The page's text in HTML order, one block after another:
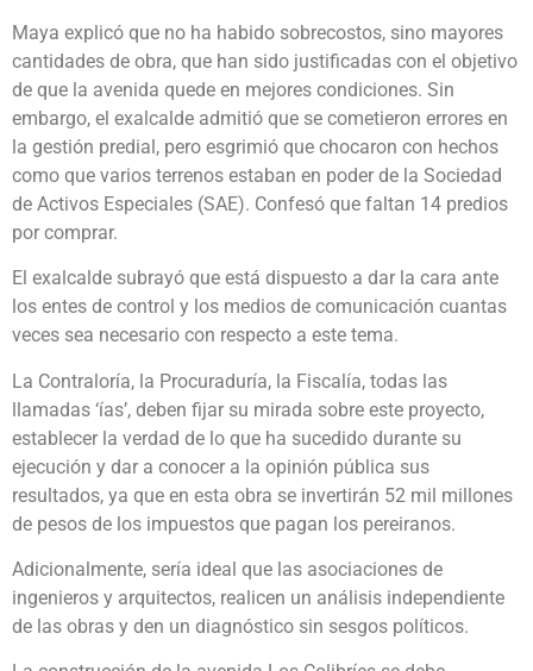
Maya explicó que no ha habido sobrecostos, sino mayores
cantidades de obra, que han sido justificadas con el objetivo
de que la avenida quede en mejores condiciones. Sin
embargo, el exalcalde admitió que se cometieron errores en
la gestión predial, pero esgrimió que chocaron con hechos
como que varios terrenos estaban en poder de la Sociedad
de Activos Especiales (SAE). Confesó que faltan 14 predios
por comprar.
El exalcalde subrayó que está dispuesto a dar la cara ante
los entes de control y los medios de comunicación cuantas
veces sea necesario con respecto a este tema.
La Contraloría, la Procuraduría, la Fiscalía, todas las
llamadas ‘ías’, deben fijar su mirada sobre este proyecto,
establecer la verdad de lo que ha sucedido durante su
ejecución y dar a conocer a la opinión pública sus
resultados, ya que en esta obra se invertirán 52 mil millones
de pesos de los impuestos que pagan los pereiranos.
Adicionalmente, sería ideal que las asociaciones de
ingenieros y arquitectos, realicen un análisis independiente
de las obras y den un diagnóstico sin sesgos políticos.